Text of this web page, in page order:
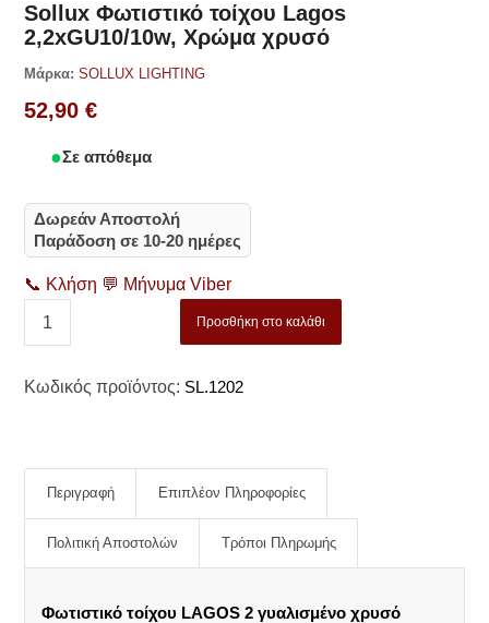
Sollux Φωτιστικό τοίχου Lagos
2,2xGU10/10w, Χρώμα χρυσό
Μάρκα: SOLLUX LIGHTING
52,90€
Σε απόθεμα
Δωρεάν Αποστολή
Παράδοση σε 10-20 ημέρες
📞 Κλήση 💬 Μήνυμα Viber
Προσθήκη στο καλάθι
Κωδικός προϊόντος: SL.1202
Περιγραφή Επιπλέον Πληροφορίες
Πολιτική Αποστολών Τρόποι Πληρωμής
Φωτιστικό τοίχου LAGOS 2 γυαλισμένο χρυσό